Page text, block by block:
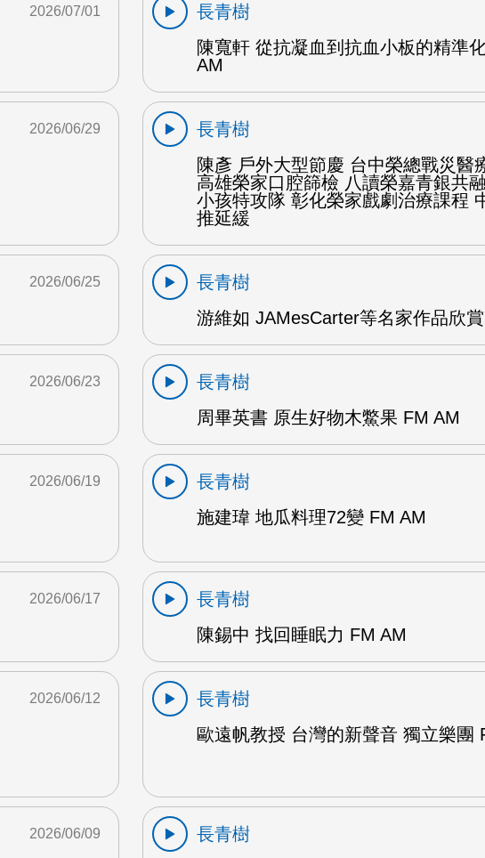
2026/07/01
長青樹
陳寬軒 從抗凝血到抗血小板的精準
AM
2026/06/29
長青樹
陳彥 戶外大型節慶 台中榮總戰災醫
高雄榮家口腔篩檢 八讀榮嘉青銀共
小孩特攻隊 彰化榮家戲劇治療課程
推延緩
2026/06/25
長青樹
游維如 JAMesCarter等名家作品欣
2026/06/23
長青樹
周畢英書 原生好物木鱉果 FM AM
2026/06/19
長青樹
施建瑋 地瓜料理72變 FM AM
2026/06/17
長青樹
陳錫中 找回睡眠力 FM AM
2026/06/12
長青樹
歐遠帆教授 台灣的新聲音 獨立樂團
2026/06/09 長青樹